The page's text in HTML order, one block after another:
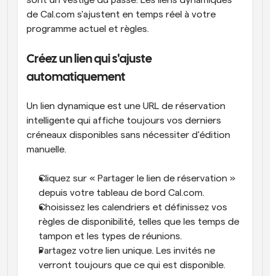
de Cal.com s'ajustent en temps réel à votre
programme actuel et règles.
Créez un lien qui s'ajuste
automatiquement
Un lien dynamique est une URL de réservation
intelligente qui affiche toujours vos derniers
créneaux disponibles sans nécessiter d'édition
manuelle.
Cliquez sur « Partager le lien de réservation »
depuis votre tableau de bord Cal.com.
Choisissez les calendriers et définissez vos
règles de disponibilité, telles que les temps de
tampon et les types de réunions.
Partagez votre lien unique. Les invités ne
verront toujours que ce qui est disponible.